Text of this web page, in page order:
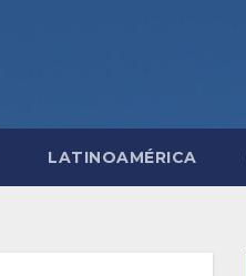
LATINOAMÉRICA